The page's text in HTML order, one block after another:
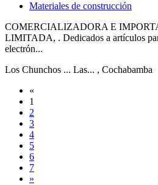
Materiales de construcción
COMERCIALIZADORA E
LIMITADA, . Dedicados a artículos
electrón...
Los Chunchos ... Las... , Cochabamba
«
1
2
3
4
5
6
7
»